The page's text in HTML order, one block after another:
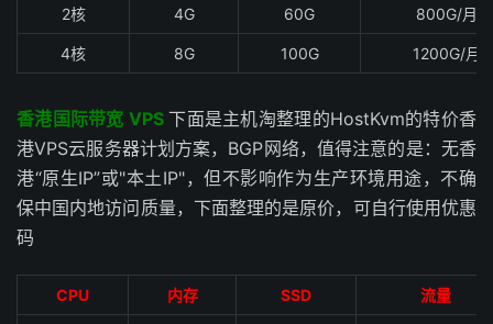
2核 4G 60G 800G/月
4核 8G 100G 1200G/月
香港国际带宽 VPS 下面是主机淘整理的HostKvm的特价香
港VPS云服务器计划方案，BGP网络，值得注意的是：无香
港“原生IP”或"本土IP"，但不影响作为生产环境用途，不确
保中国内地访问质量，下面整理的是原价，可自行使用优惠
码
CPU 内存 SSD 流量